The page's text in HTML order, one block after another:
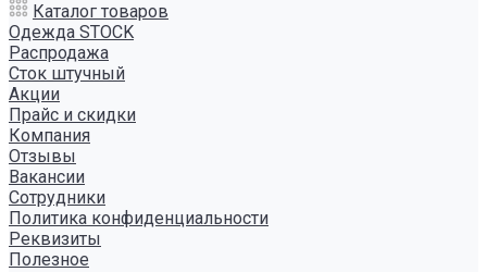
Каталог товаров
Одежда STOCK
Распродажа
Сток штучный
Акции
Прайс и скидки
Компания
Отзывы
Вакансии
Сотрудники
Политика конфиденциальности
Реквизиты
Полезное